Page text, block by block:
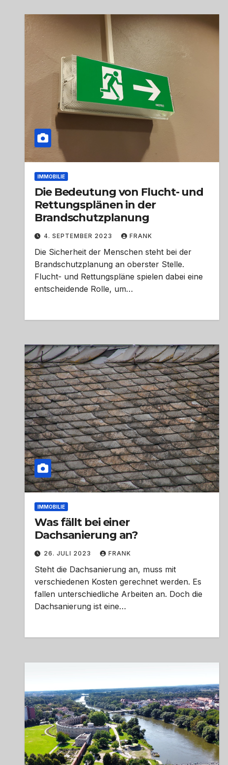
IMMOBILIE
Die Bedeutung von Flucht- und
Rettungsplänen in der
Brandschutzplanung
4. SEPTEMBER 2023 FRANK
Die Sicherheit der Menschen steht bei der
Brandschutzplanung an oberster Stelle.
Flucht- und Rettungspläne spielen dabei eine
entscheidende Rolle, um…
IMMOBILIE
Was fällt bei einer
Dachsanierung an?
26. JULI 2023 FRANK
Steht die Dachsanierung an, muss mit
verschiedenen Kosten gerechnet werden. Es
fallen unterschiedliche Arbeiten an. Doch die
Dachsanierung ist eine…